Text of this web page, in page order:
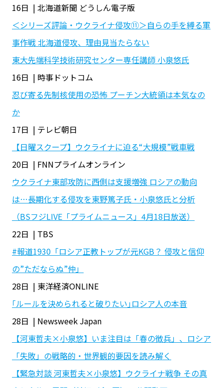
16日 | 北海道新聞 どうしん電子版
＜シリーズ評論・ウクライナ侵攻⑪＞自らの手を縛る軍
事作戦 北海道侵攻、理由見当たらない
東大先端科学技術研究センター専任講師 小泉悠氏
16日 | 時事ドットコム
忍び寄る先制核使用の恐怖 プーチン大統領は本気なの
か
17日 | テレビ朝日
【日曜スクープ】ウクライナに迫る“大規模”戦車戦
20日 | FNNプライムオンライン
ウクライナ東部攻防に西側は支援増強 ロシアの動向
は…長期化する侵攻を東野篤子氏・小泉悠氏と分析
（BSフジLIVE「プライムニュース」4月18日放送）
22日 | TBS
#報道1930「ロシア正教トップが元KGB？ 侵攻と信仰
の”ただならぬ”仲」
28日 | 東洋経済ONLINE
｢ルールを決められると破りたい｣ロシア人の本音
28日 | Newsweek Japan
【河東哲夫×小泉悠】いま注目は「春の徴兵」、ロシア
「失敗」の戦略的・世界観的要因を読み解く
【緊急対談 河東哲夫×小泉悠】ウクライナ戦争 その真